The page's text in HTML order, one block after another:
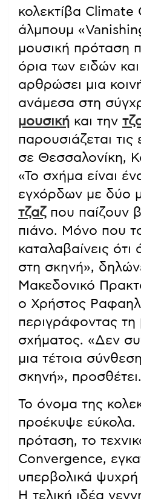
κολεκτίβα Climate
άλμπουμ
μουσική πρόταση
όρια των ειδών και
αρθρώσει μια
ανάμεσα στη
μουσική και την
παρουσιάζεται
σε Θεσσαλονίκη,
«Το σχήμα είναι
εγχόρδων με δύο
τζαζπου παίζουν
πιάνο. Μόνο που
καταλαβαίνεις ότι
στη σκηνή»,
Μακεδονικό
ο Χρήστος
περιγράφοντας τη
σχήματος. «Δεν
μια τέτοια
σκηνή», προσθέτει.
Το όνομα της
προέκυψε εύκολα.
πρόταση, το
Convergence,
υπερβολικά ψυχρή
Η τελική ιδέα